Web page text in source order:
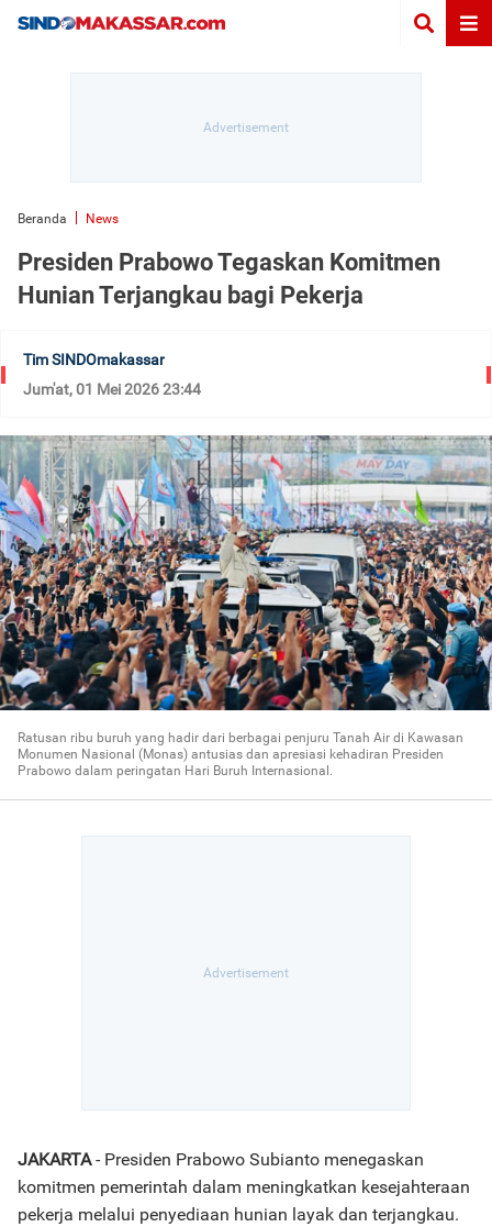
Beranda News
Presiden Prabowo Tegaskan Komitmen
Hunian Terjangkau bagi Pekerja
Tim SINDOmakassar
Jum'at, 01 Mei 2026 23:44
Ratusan ribu buruh yang hadir dari berbagai penjuru Tanah Air di Kawasan
Monumen Nasional (Monas) antusias dan apresiasi kehadiran Presiden
Prabowo dalam peringatan Hari Buruh Internasional.
JAKARTA- Presiden Prabowo Subianto menegaskan
komitmen pemerintah dalam meningkatkan kesejahteraan
pekerja melalui penyediaan hunian layak dan terjangkau.